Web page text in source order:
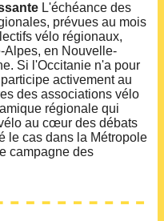
L'échéance des
prévues au mois
vélo régionaux,
Alpes, en Nouvelle-
Si l'Occitanie n'a pour
activement au
des associations vélo
régionale qui
au cœur des débats
le cas dans la Métropole
campagne des